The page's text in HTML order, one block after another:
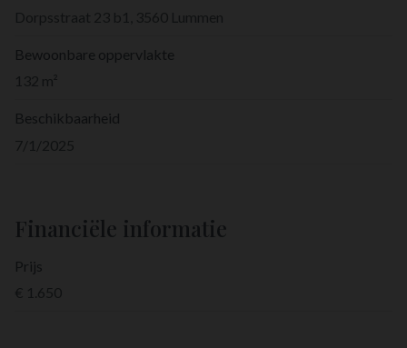
Dorpsstraat 23 b1, 3560 Lummen
Bewoonbare oppervlakte
132 m²
Beschikbaarheid
7/1/2025
Financiële informatie
Prijs
€ 1.650